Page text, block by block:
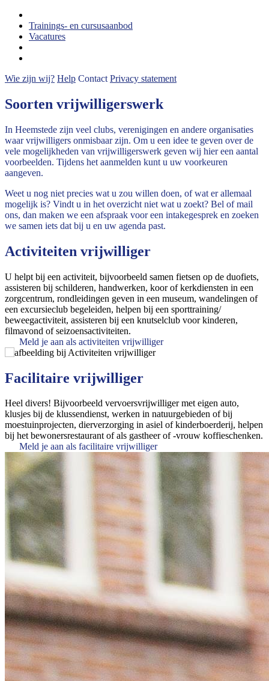
Trainings- en cursusaanbod
Vacatures
Wie zijn wij? Help Contact Privacy statement
Soorten vrijwilligerswerk
In Heemstede zijn veel clubs, verenigingen en andere organisaties
waar vrijwilligers onmisbaar zijn. Om u een idee te geven over de
vele mogelijkheden van vrijwilligerswerk geven wij hier een aantal
voorbeelden. Tijdens het aanmelden kunt u uw voorkeuren
aangeven.
Weet u nog niet precies wat u zou willen doen, of wat er allemaal
mogelijk is? Vindt u in het overzicht niet wat u zoekt? Bel of mail
ons, dan maken we een afspraak voor een intakegesprek en zoeken
we samen iets dat bij u en uw agenda past.
Activiteiten vrijwilliger
U helpt bij een activiteit, bijvoorbeeld samen fietsen op de duofiets,
assisteren bij schilderen, handwerken, koor of kerkdiensten in een
zorgcentrum, rondleidingen geven in een museum, wandelingen of
een excursieclub begeleiden, helpen bij een sporttraining/
beweegactiviteit, assisteren bij een knutselclub voor kinderen,
filmavond of seizoensactiviteiten.
Meld je aan als activiteiten vrijwilliger
Facilitaire vrijwilliger
Heel divers! Bijvoorbeeld vervoersvrijwilliger met eigen auto,
klusjes bij de klussendienst, werken in natuurgebieden of bij
moestuinprojecten, dierverzorging in asiel of kinderboerderij, helpen
bij het bewonersrestaurant of als gastheer of -vrouw koffieschenken.
Meld je aan als facilitaire vrijwilliger